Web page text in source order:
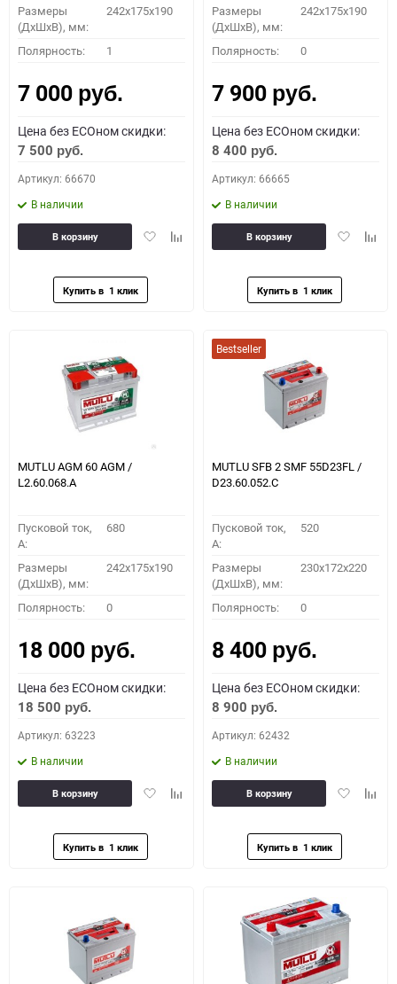
Размеры
(ДхШхВ), мм:
242x175x190
Полярность: 1
7 000 руб.
Цена без ECOном скидки:
7 500 руб.
Артикул: 66670
В наличии
ДобавитьДобавить
В корзину
Размеры
(ДхШхВ), мм:
242x175x190
Полярность: 0
7 900 руб.
Цена без ECOном скидки:
8 400 руб.
Артикул: 66665
В наличии
Добавить
В корзину
MUTLU AGM 60 AGM /
L2.60.068.A
Пусковой ток,
A:
680
Размеры
(ДхШхВ), мм:
242x175x190
Полярность: 0
18 000 руб.
Цена без ECOном скидки:
18 500 руб.
Артикул: 63223
В наличии
ДобавитьДобавить
В корзину
Bestseller
MUTLU SFB 2 SMF 55D23FL /
D23.60.052.C
Пусковой ток,
A:
520
Размеры
(ДхШхВ), мм:
230x172x220
Полярность: 0
8 400 руб.
Цена без ECOном скидки:
8 900 руб.
Артикул: 62432
В наличии
Добавить
В корзину